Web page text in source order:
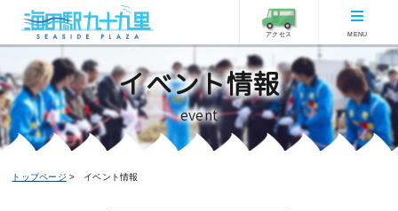
アクセス MENU
イベント情報
event
トップページ イベント情報